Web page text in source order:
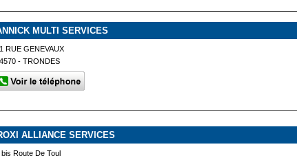
MULTI SERVICES
RUE GENEVAUX
- TRONDES
ALLIANCE SERVICES
bis Route De Toul